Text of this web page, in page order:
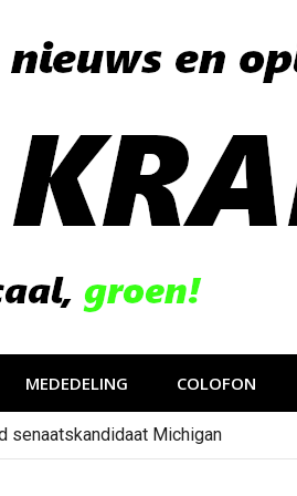
MEDEDELING COLOFON
senaatskandidaat Michigan